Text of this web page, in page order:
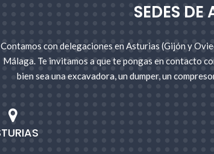
SEDES DE
Contamos con delegaciones en Asturias (Gijón y
Málaga. Te invitamos a que te pongas en contacto
bien sea una excavadora, un dumper, un